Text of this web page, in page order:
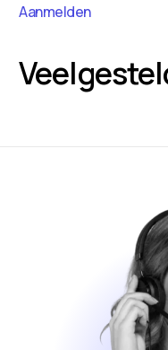
Aanmelden